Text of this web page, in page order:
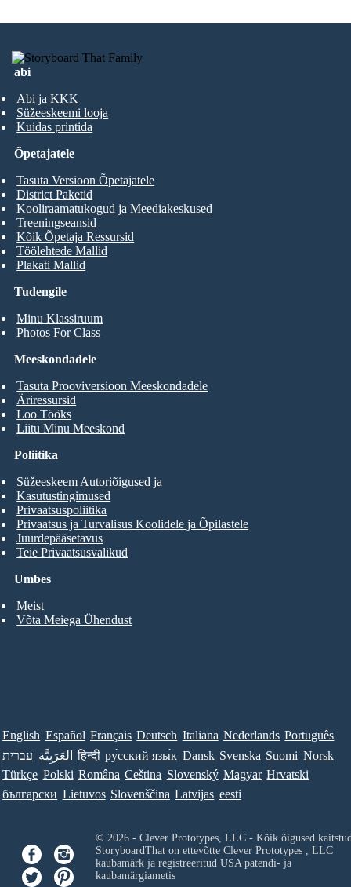
abi
Abi ja KKK
Süžeeskeemi looja
Kuidas printida
Tudengile
Minu Klassiruum
Photos For Class
Õpetajatele
Tasuta Versioon Õpetajatele
District Paketid
Kooliraamatukogud ja Meediakeskused
Treeningseansid
Kõik Õpetaja Ressursid
Töölehtede Mallid
Plakati Mallid
Meeskondadele
Tasuta Prooviversioon Meeskondadele
Äriressursid
Loo Tööks
Liitu Minu Meeskond
Umbes
Meist
Võta Meiega Ühendust
Poliitika
Süžeeskeem Autoriõigused ja
Kasutustingimused
Privaatsuspoliitika
Privaatsus ja Turvalisus Koolidele ja Õpilastele
Juurdepääsetavus
Teie Privaatsusvalikud
English Español Français Deutsch Italiana Nederlands Português
עברית العَرَبِيَّة हिन्दी ру́сский язы́к Dansk Svenska Suomi Norsk
Türkçe Polski Româna Ceština Slovenský Magyar Hrvatski
български Lietuvos Slovenščina Latvijas eesti
© 2026 - Clever Prototypes, LLC - Kõik õigused
StoryboardThat on ettevõtte Clever Prototypes , LLC
kaubamärk ja registreeritud USA patendi- ja
kaubamärgiametis